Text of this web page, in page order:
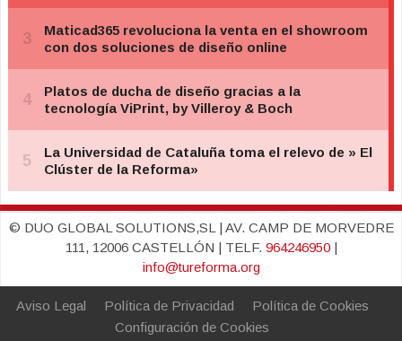
© DUO GLOBAL SOLUTIONS,SL | AV. CAMP DE MORVEDRE
111, 12006 CASTELLÓN | TELF. 964246950|
info@tureforma.org
Aviso Legal Política de Privacidad
Política de Cookies
Configuración de Cookies